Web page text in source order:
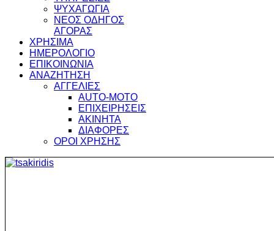
ΨΥΧΑΓΩΓΙΑ
ΝΕΟΣ ΟΔΗΓΟΣ
ΑΓΟΡΑΣ
ΧΡΗΣΙΜΑ
ΗΜΕΡΟΛΟΓΙΟ
ΕΠΙΚΟΙΝΩΝΙΑ
ΑΝΑΖΗΤΗΣΗ
ΑΓΓΕΛΙΕΣ
AUTO-MOTO
ΕΠΙΧΕΙΡΗΣΕΙΣ
ΑΚΙΝΗΤΑ
ΔΙΑΦΟΡΕΣ
ΟΡΟΙ ΧΡΗΣΗΣ